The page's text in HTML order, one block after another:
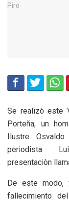
Se realizò este
Porteña, un
Ilustre
periodista
presentaciòn
De este modo,
fallecimiento